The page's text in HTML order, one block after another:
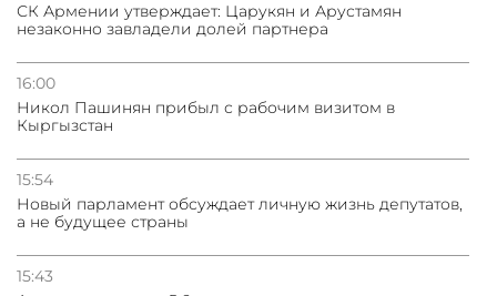
СК Армении утверждает: Царукян и Арустамян
незаконно завладели долей партнера
16:00
Никол Пашинян прибыл с рабочим визитом в
Кыргызстан
15:54
Новый парламент обсуждает личную жизнь депутатов,
а не будущее страны
15:43